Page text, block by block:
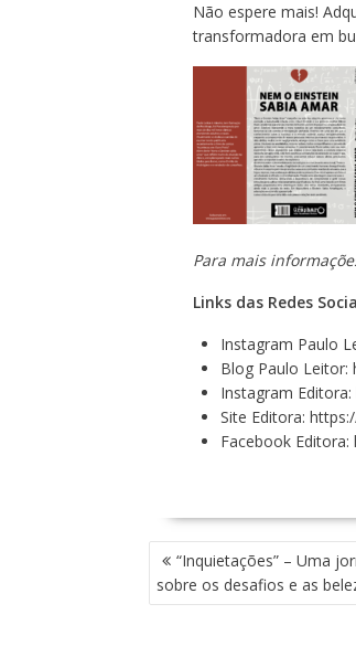
Não espere mais!
transformadora em
Para mais
Links das Redes
Instagram Paulo
Blog Paulo Leitor:
Instagram Editora:
Site Editora:
Facebook Editora:
N
A
V
“Inquietações” – Uma
sobre os desafios e as